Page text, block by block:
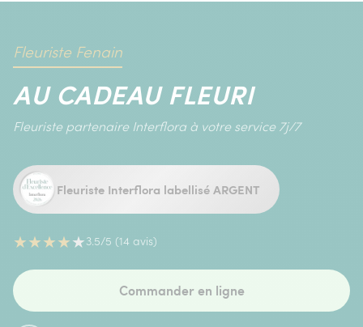
Fleuriste Fenain
AU CADEAU FLEURI
Fleuriste partenaire Interflora à votre service 7j/7
Fleuriste Interflora labellisé ARGENT
★★★★★3.5/5 (14 avis)
Commander en ligne